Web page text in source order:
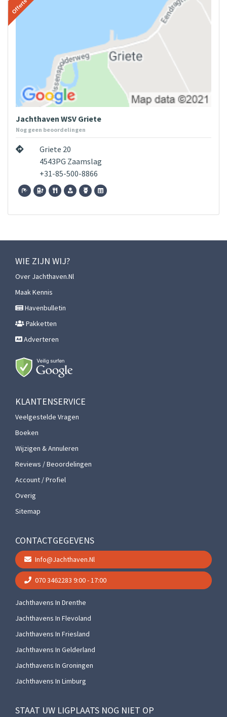
Jachthaven WSV Griete
Nog geen beoordelingen
Griete 20
4543PG Zaamslag
+31-85-500-8866
WIE ZIJN WIJ?
Over Jachthaven.nl
Maak Kennis
Havenbulletin
Pakketten
Adverteren
KLANTENSERVICE
Veelgestelde Vragen
Boeken
Wijzigen & Annuleren
Reviews / Beoordelingen
Account / Profiel
Overig
Sitemap
CONTACTGEGEVENS
Info@jachthaven.nl
070 3462283 9:00 - 17:00
Jachthavens In Drenthe
Jachthavens In Flevoland
Jachthavens In Friesland
Jachthavens In Gelderland
Jachthavens In Groningen
Jachthavens In Limburg
STAAT UW LIGPLAATS NOG NIET OP